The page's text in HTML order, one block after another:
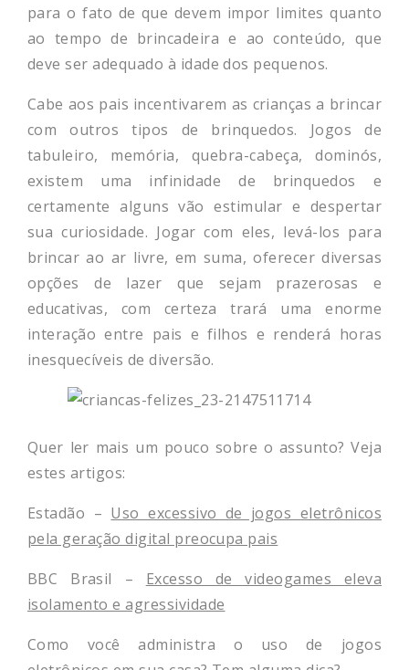
para o fato de que devem impor limites quanto
ao tempo de brincadeira e ao conteúdo, que
deve ser adequado à idade dos pequenos.
Cabe aos pais incentivarem as crianças a brincar
com outros tipos de brinquedos. Jogos de
tabuleiro, memória, quebra-cabeça, dominós,
existem uma infinidade de brinquedos e
certamente alguns vão estimular e despertar
sua curiosidade. Jogar com eles, levá-los para
brincar ao ar livre, em suma, oferecer diversas
opções de lazer que sejam prazerosas e
educativas, com certeza trará uma enorme
interação entre pais e filhos e renderá horas
inesquecíveis de diversão.
Quer ler mais um pouco sobre o assunto? Veja
estes artigos:
Estadão – Uso excessivo de jogos eletrônicos
pela geração digital preocupa pais
BBC Brasil – Excesso de videogames eleva
isolamento e agressividade
Como você administra o uso de jogos